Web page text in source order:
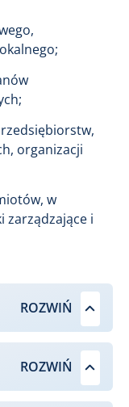
organizacji
w
zarządzające i